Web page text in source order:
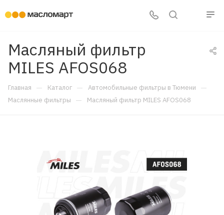
Масляный фильтр
MILES AFOS068
Главная — Каталог — Автомобильные фильтры в Тюмени —
Маслянные фильтры — Масляный фильтр MILES AFOS068